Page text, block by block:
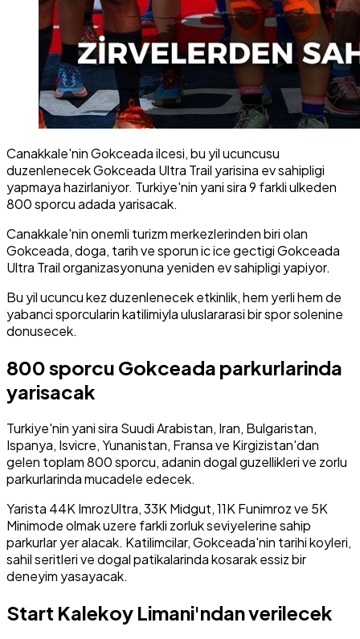
Canakkale'nin Gokceada ilcesi, bu yil ucuncusu
duzenlenecek Gokceada Ultra Trail yarisina ev sahipligi
yapmaya hazirlaniyor. Turkiye'nin yani sira 9 farkli ulkeden
800 sporcu adada yarisacak.
Canakkale'nin onemli turizm merkezlerinden biri olan
Gokceada, doga, tarih ve sporun ic ice gectigi Gokceada
Ultra Trail organizasyonuna yeniden ev sahipligi yapiyor.
Bu yil ucuncu kez duzenlenecek etkinlik, hem yerli hem de
yabanci sporcularin katilimiyla uluslararasi bir spor solenine
donusecek.
800 sporcu Gokceada parkurlarinda
yarisacak
Turkiye'nin yani sira Suudi Arabistan, Iran, Bulgaristan,
Ispanya, Isvicre, Yunanistan, Fransa ve Kirgizistan'dan
gelen toplam 800 sporcu, adanin dogal guzellikleri ve zorlu
parkurlarinda mucadele edecek.
Yarista 44K ImrozUltra, 33K Midgut, 11K Funimroz ve 5K
Minimode olmak uzere farkli zorluk seviyelerine sahip
parkurlar yer alacak. Katilimcilar, Gokceada'nin tarihi koyleri,
sahil seritleri ve dogal patikalarinda kosarak essiz bir
deneyim yasayacak.
Start Kalekoy Limani'ndan verilecek